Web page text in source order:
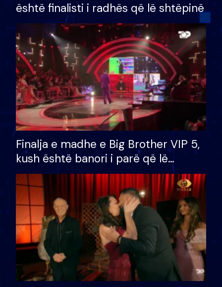
është finalisti i radhës që lë shtëpinë
Finalja e madhe e Big Brother VIP 5,
kush është banori i parë që lë
shtëpinë dhe humb mundësinë për
të fituar çmimin e madh